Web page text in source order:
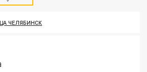
ЧЕЛЯБИНСК